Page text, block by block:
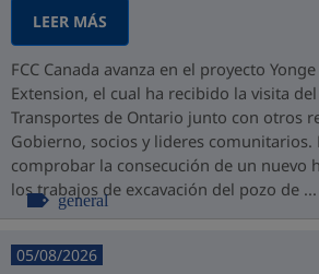
LEER MÁS
FCC Canada avanza en el proyecto
Extension, el cual ha recibido la visita
Transportes de Ontario junto con otros
Gobierno, socios y lideres comunitarios.
comprobar la consecución de un nuevo
los trabajos de excavación del pozo de ...
general
05/08/2026